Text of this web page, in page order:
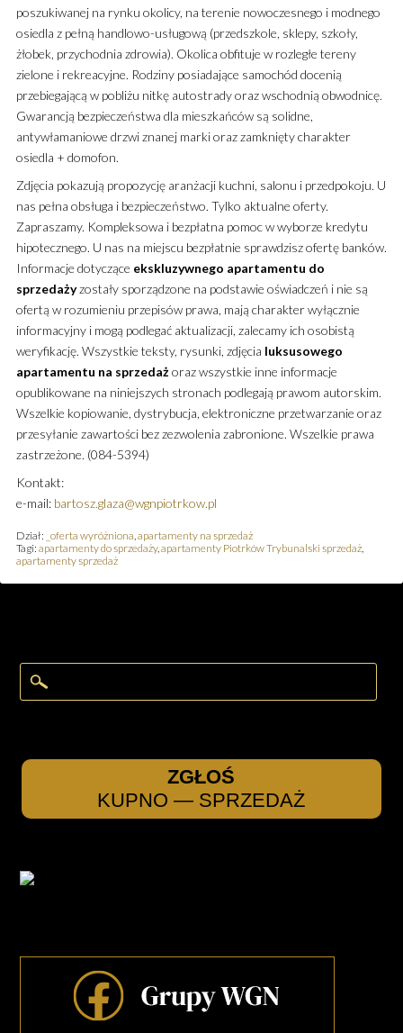
poszukiwanej na rynku okolicy, na terenie nowoczesnego i modnego
osiedla z pełną handlowo-usługową (przedszkole, sklepy, szkoły,
żłobek, przychodnia zdrowia). Okolica obfituje w rozległe tereny
zielone i rekreacyjne. Rodziny posiadające samochód docenią
przebiegającą w pobliżu nitkę autostrady oraz wschodnią obwodnicę.
Gwarancją bezpieczeństwa dla mieszkańców są solidne,
antywłamaniowe drzwi znanej marki oraz zamknięty charakter
osiedla + domofon.
Zdjęcia pokazują propozycję aranżacji kuchni, salonu i przedpokoju. U
nas pełna obsługa i bezpieczeństwo. Tylko aktualne oferty.
Zapraszamy. Kompleksowa i bezpłatna pomoc w wyborze kredytu
hipotecznego. U nas na miejscu bezpłatnie sprawdzisz ofertę banków.
Informacje dotyczące ekskluzywnego apartamentu do
sprzedażyzostały sporządzone na podstawie oświadczeń i nie są
ofertą w rozumieniu przepisów prawa, mają charakter wyłącznie
informacyjny i mogą podlegać aktualizacji, zalecamy ich osobistą
weryfikację. Wszystkie teksty, rysunki, zdjęcia luksusowego
apartamentu na sprzedażoraz wszystkie inne informacje
opublikowane na niniejszych stronach podlegają prawom autorskim.
Wszelkie kopiowanie, dystrybucja, elektroniczne przetwarzanie oraz
przesyłanie zawartości bez zezwolenia zabronione. Wszelkie prawa
zastrzeżone. (084-5394)
Kontakt:
e-mail: bartosz.glaza@wgnpiotrkow.pl
Dział: _oferta wyróżniona apartamenty na sprzedaż
Tagi: apartamenty do sprzedaży, apartamenty Piotrków Trybunalski sprzedaż,
apartamenty sprzedaż
ZGŁOŚ
KUPNO — SPRZEDAŻ